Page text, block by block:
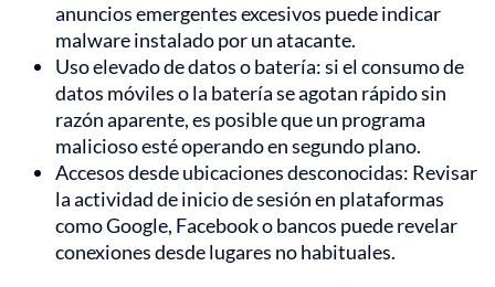
anuncios emergentes excesivos puede indicar
malware instalado por un atacante.
Uso elevado de datos o batería: si el consumo de
datos móviles o la batería se agotan rápido sin
razón aparente, es posible que un programa
malicioso esté operando en segundo plano.
Accesos desde ubicaciones desconocidas: Revisar
la actividad de inicio de sesión en plataformas
como Google, Facebook o bancos puede revelar
conexiones desde lugares no habituales.